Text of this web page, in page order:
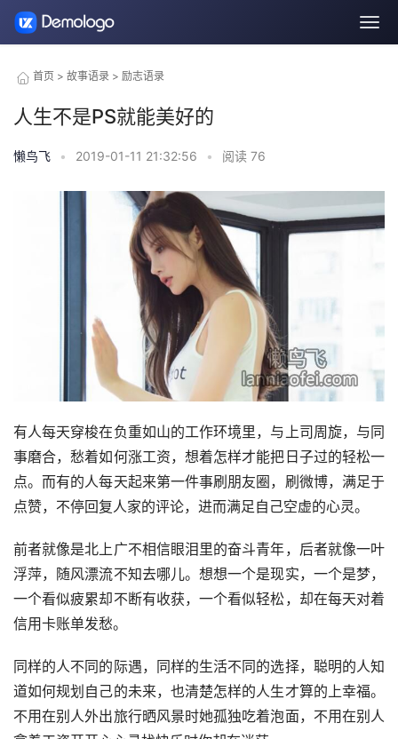
首页 > 故事语录 > 励志语录
人生不是PS就能美好的
懒鸟飞 • 2019-01-11 21:32:56 • 阅读 76
有人每天穿梭在负重如山的工作环境里，与上司周旋，与同
事磨合，愁着如何涨工资，想着怎样才能把日子过的轻松一
点。而有的人每天起来第一件事刷朋友圈，刷微博，满足于
点赞，不停回复人家的评论，进而满足自己空虚的心灵。
前者就像是北上广不相信眼泪里的奋斗青年，后者就像一叶
浮萍，随风漂流不知去哪儿。想想一个是现实，一个是梦，
一个看似疲累却不断有收获，一个看似轻松，却在每天对着
信用卡账单发愁。
同样的人不同的际遇，同样的生活不同的选择，聪明的人知
道如何规划自己的未来，也清楚怎样的人生才算的上幸福。
不用在别人外出旅行晒风景时她孤独吃着泡面，不用在别人